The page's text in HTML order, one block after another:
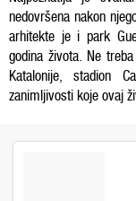
nedovršena nakon
arhitekte je i park
godina života. Ne
Katalonije, stadion
zanimljivosti koje ovaj